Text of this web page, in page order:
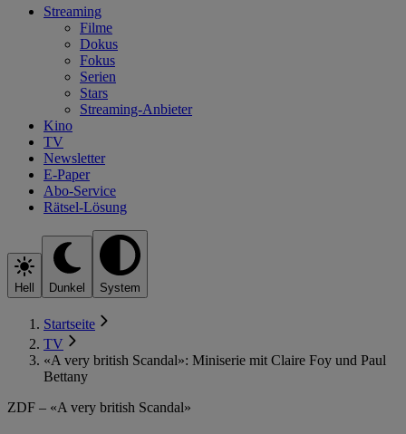
Streaming
Filme
Dokus
Fokus
Serien
Stars
Streaming-Anbieter
Kino
TV
Newsletter
E-Paper
Abo-Service
Rätsel-Lösung
Hell Dunkel System
Startseite
TV
«A very british Scandal»: Miniserie mit Claire Foy und Paul
Bettany
ZDF – «A very british Scandal»